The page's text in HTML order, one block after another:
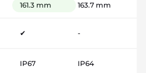
161.3 mm 163.7 mm
✔ -
IP67 IP64